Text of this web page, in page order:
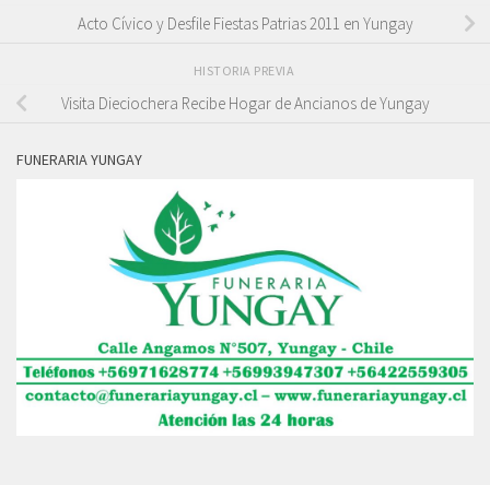
Acto Cívico y Desfile Fiestas Patrias 2011 en Yungay
HISTORIA PREVIA
Visita Dieciochera Recibe Hogar de Ancianos de Yungay
FUNERARIA YUNGAY